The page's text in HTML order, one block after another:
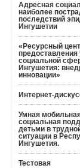
Адресная
наиболее
последствий
Ингушетии
«Ресурсный
предоставления
социальной
Ингушетия:
инновации»
Интернет-
Умная
социальная
детьми в
ситуации в
Ингушетия.
Тестовая